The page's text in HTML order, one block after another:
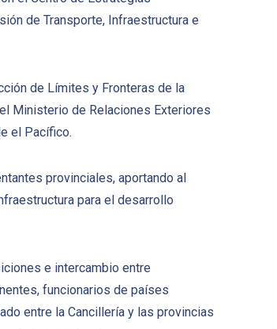
de Transporte, Infraestructura e
de Límites y Fronteras de la
Ministerio de Relaciones Exteriores
el Pacífico.
provinciales, aportando al
para el desarrollo
e intercambio entre
funcionarios de países
entre la Cancillería y las provincias